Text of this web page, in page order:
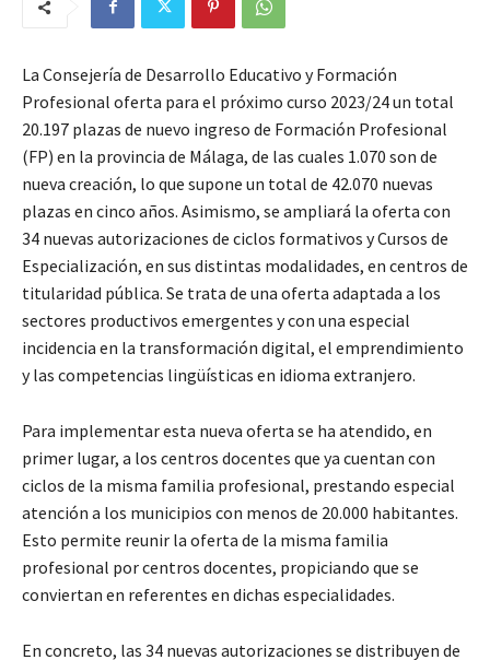
La Consejería de Desarrollo Educativo y Formación
Profesional oferta para el próximo curso 2023/24 un total
20.197 plazas de nuevo ingreso de Formación Profesional
(FP) en la provincia de Málaga, de las cuales 1.070 son de
nueva creación, lo que supone un total de 42.070 nuevas
plazas en cinco años. Asimismo, se ampliará la oferta con
34 nuevas autorizaciones de ciclos formativos y Cursos de
Especialización, en sus distintas modalidades, en centros de
titularidad pública. Se trata de una oferta adaptada a los
sectores productivos emergentes y con una especial
incidencia en la transformación digital, el emprendimiento
y las competencias lingüísticas en idioma extranjero.
Para implementar esta nueva oferta se ha atendido, en
primer lugar, a los centros docentes que ya cuentan con
ciclos de la misma familia profesional, prestando especial
atención a los municipios con menos de 20.000 habitantes.
Esto permite reunir la oferta de la misma familia
profesional por centros docentes, propiciando que se
conviertan en referentes en dichas especialidades.
En concreto, las 34 nuevas autorizaciones se distribuyen de